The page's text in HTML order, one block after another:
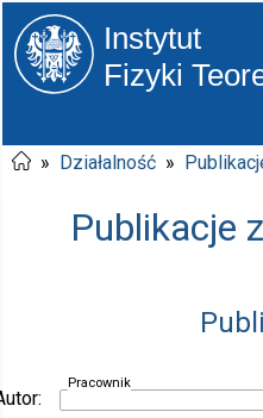
Instytut
Fizyki
» Działalność »
Publikacje
Pracownik